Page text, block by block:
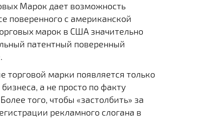
Марок дает возможность
поверенного с американской
марок в США значительно
патентный поверенный
торговой марки появляется только
а не просто по факту
того, чтобы «застолбить» за
рекламного слогана в